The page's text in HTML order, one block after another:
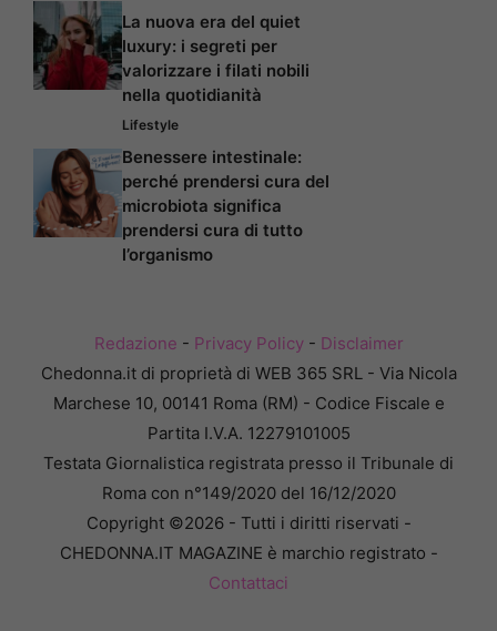
La nuova era del quiet
luxury: i segreti per
valorizzare i filati nobili
nella quotidianità
Lifestyle
Benessere intestinale:
perché prendersi cura del
microbiota significa
prendersi cura di tutto
l’organismo
Redazione - Privacy Policy- Disclaimer
Chedonna.it di proprietà di WEB 365 SRL - Via Nicola
Marchese 10, 00141 Roma (RM) - Codice Fiscale e
Partita I.V.A. 12279101005
Testata Giornalistica registrata presso il Tribunale di
Roma con n°149/2020 del 16/12/2020
Copyright ©2026 - Tutti i diritti riservati -
CHEDONNA.IT MAGAZINE è marchio registrato -
Contattaci